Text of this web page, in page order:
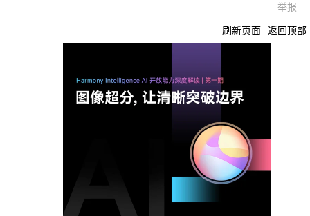
举报
刷新页面 返回顶部